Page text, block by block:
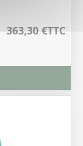
363,30 €TTC